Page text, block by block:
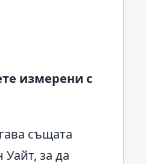
измерени с
същата
за да